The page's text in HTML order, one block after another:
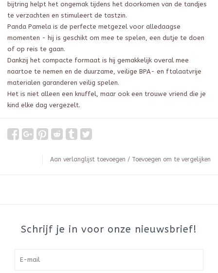
bijtring helpt het ongemak tijdens het doorkomen van de tandjes
te verzachten en stimuleert de tastzin.
Panda Pamela is de perfecte metgezel voor alledaagse
momenten - hij is geschikt om mee te spelen, een dutje te doen
of op reis te gaan.
Dankzij het compacte formaat is hij gemakkelijk overal mee
naartoe te nemen en de duurzame, veilige BPA- en ftalaatvrije
materialen garanderen veilig spelen.
Het is niet alleen een knuffel, maar ook een trouwe vriend die je
kind elke dag vergezelt.
Aan verlanglijst toevoegen / Toevoegen om te vergelijken
Schrijf je in voor onze nieuwsbrief!